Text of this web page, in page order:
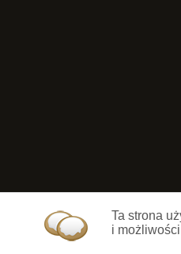
Ta strona
i